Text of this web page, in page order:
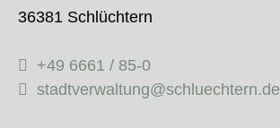
36381 Schlüchtern
+49 6661 / 85-0
stadtverwaltung@schluechtern.de